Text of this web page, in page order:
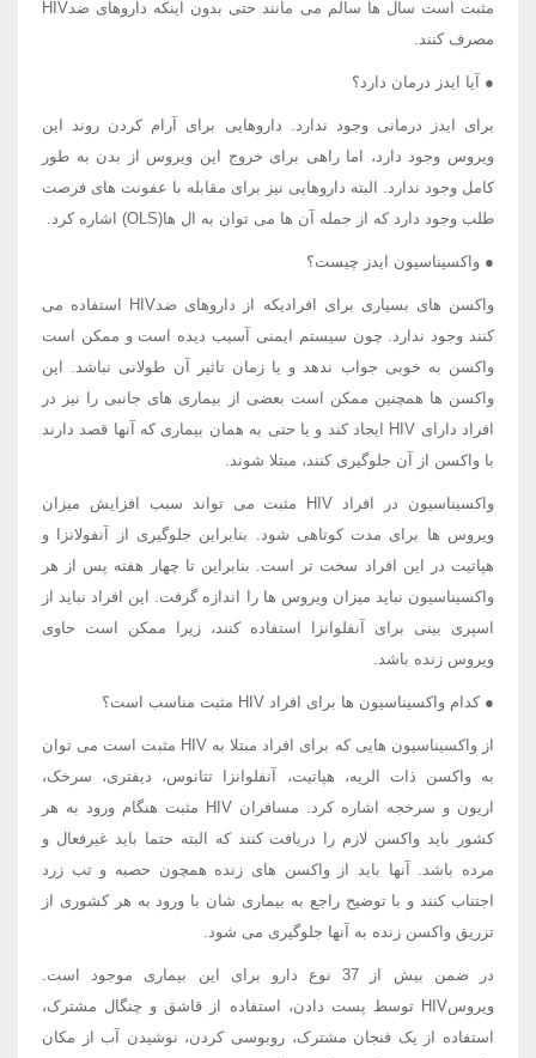
مثبت است سال ها سالم می مانند حتی بدون اینکه داروهای ضدHIV
مصرف کنند.
● آیا ایدز درمان دارد؟
برای ایدز درمانی وجود ندارد. داروهایی برای آرام کردن روند این
ویروس وجود دارد، اما راهی برای خروج این ویروس از بدن به طور
کامل وجود ندارد. البته داروهایی نیز برای مقابله با عفونت های فرصت
طلب وجود دارد که از جمله آن ها می توان به ال ها(OLS) اشاره کرد.
● واکسیناسیون ایدز چیست؟
واکسن های بسیاری برای افرادیکه از داروهای ضدHIV استفاده می
کنند وجود ندارد. چون سیستم ایمنی آسیب دیده است و ممکن است
واکسن به خوبی جواب ندهد و یا زمان تاثیر آن طولانی نباشد. این
واکسن ها همچنین ممکن است بعضی از بیماری های جانبی را نیز در
افراد دارای HIV ایجاد کند و یا حتی به همان بیماری که آنها قصد دارند
با واکسن از آن جلوگیری کنند، مبتلا شوند.
واکسیناسیون در افراد HIV مثبت می تواند سبب افزایش میزان
ویروس ها برای مدت کوتاهی شود. بنابراین جلوگیری از آنفولانزا و
هپاتیت در این افراد سخت تر است. بنابراین تا چهار هفته پس از هر
واکسیناسیون نباید میزان ویروس ها را اندازه گرفت. این افراد نباید از
اسپری بینی برای آنفلوانزا استفاده کنند، زیرا ممکن است حاوی
ویروس زنده باشد.
● کدام واکسیناسیون ها برای افراد HIV مثبت مناسب است؟
از واکسیناسیون هایی که برای افراد مبتلا به HIV مثبت است می توان
به واکسن ذات الریه، هپاتیت، آنفلوانزا تتانوس، دیفتری، سرخک،
اریون و سرخجه اشاره کرد. مسافران HIV مثبت هنگام ورود به هر
کشور باید واکسن لازم را دریافت کنند که البته حتما باید غیرفعال و
مرده باشد. آنها باید از واکسن های زنده همچون حصبه و تب زرد
اجتناب کنند و با توضیح راجع به بیماری شان با ورود به هر کشوری از
تزریق واکسن زنده به آنها جلوگیری می شود.
در ضمن بیش از 37 نوع دارو برای این بیماری موجود است.
ویروسHIV توسط پست دادن، استفاده از قاشق و چنگال مشترک،
استفاده از یک فنجان مشترک، روبوسی کردن، نوشیدن آب از مکان